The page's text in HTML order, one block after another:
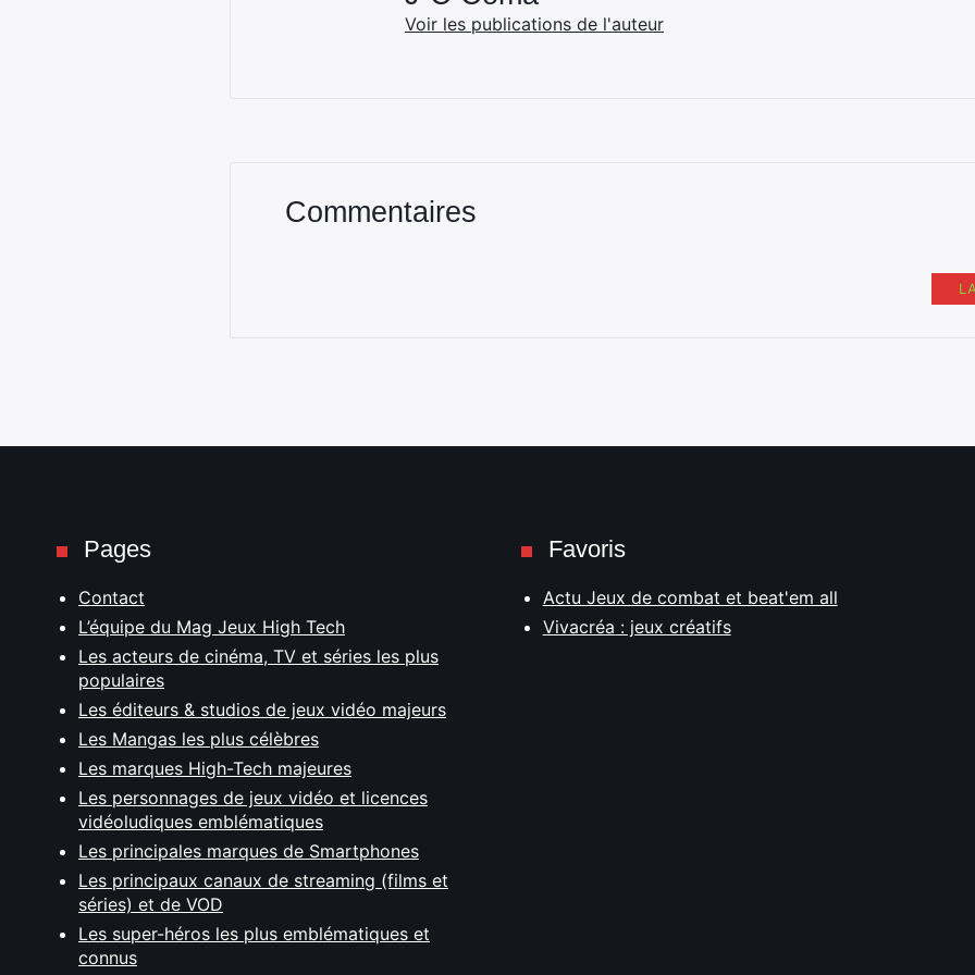
Voir les publications de l'auteur
Commentaires
Pages
Contact
L’équipe du Mag Jeux High Tech
Les acteurs de cinéma, TV et séries les plus
populaires
Les éditeurs & studios de jeux vidéo majeurs
Les Mangas les plus célèbres
Les marques High-Tech majeures
Les personnages de jeux vidéo et licences
vidéoludiques emblématiques
Les principales marques de Smartphones
Les principaux canaux de streaming (films et
séries) et de VOD
Les super-héros les plus emblématiques et
connus
Favoris
Actu Jeux de combat et beat'em all
Vivacréa : jeux créatifs